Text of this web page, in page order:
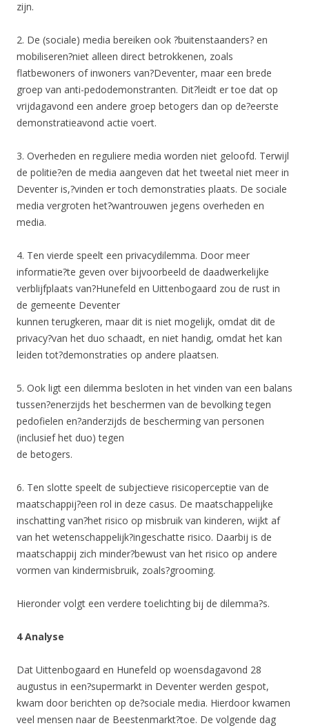
zijn.
2. De (sociale) media bereiken ook ?buitenstaanders? en
mobiliseren?niet alleen direct betrokkenen, zoals
flatbewoners of inwoners van?Deventer, maar een brede
groep van anti-pedodemonstranten. Dit?leidt er toe dat op
vrijdagavond een andere groep betogers dan op de?eerste
demonstratieavond actie voert.
3. Overheden en reguliere media worden niet geloofd. Terwijl
de politie?en de media aangeven dat het tweetal niet meer in
Deventer is,?vinden er toch demonstraties plaats. De sociale
media vergroten het?wantrouwen jegens overheden en
media.
4. Ten vierde speelt een privacydilemma. Door meer
informatie?te geven over bijvoorbeeld de daadwerkelijke
verblijfplaats van?Hunefeld en Uittenbogaard zou de rust in
de gemeente Deventer
kunnen terugkeren, maar dit is niet mogelijk, omdat dit de
privacy?van het duo schaadt, en niet handig, omdat het kan
leiden tot?demonstraties op andere plaatsen.
5. Ook ligt een dilemma besloten in het vinden van een balans
tussen?enerzijds het beschermen van de bevolking tegen
pedofielen en?anderzijds de bescherming van personen
(inclusief het duo) tegen
de betogers.
6. Ten slotte speelt de subjectieve risicoperceptie van de
maatschappij?een rol in deze casus. De maatschappelijke
inschatting van?het risico op misbruik van kinderen, wijkt af
van het wetenschappelijk?ingeschatte risico. Daarbij is de
maatschappij zich minder?bewust van het risico op andere
vormen van kindermisbruik, zoals?grooming.
Hieronder volgt een verdere toelichting bij de dilemma?s.
4 Analyse
Dat Uittenbogaard en Hunefeld op woensdagavond 28
augustus in een?supermarkt in Deventer werden gespot,
kwam door berichten op de?sociale media. Hierdoor kwamen
veel mensen naar de Beestenmarkt?toe. De volgende dag